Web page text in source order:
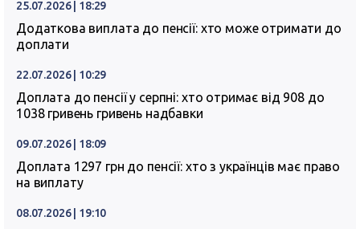
25.07.2026 | 18:29
Додаткова виплата до пенсії: хто може отримати до
доплати
22.07.2026 | 10:29
Доплата до пенсії у серпні: хто отримає від 908 до
1038 гривень гривень надбавки
09.07.2026 | 18:09
Доплата 1297 грн до пенсії: хто з українців має право
на виплату
08.07.2026 | 19:10